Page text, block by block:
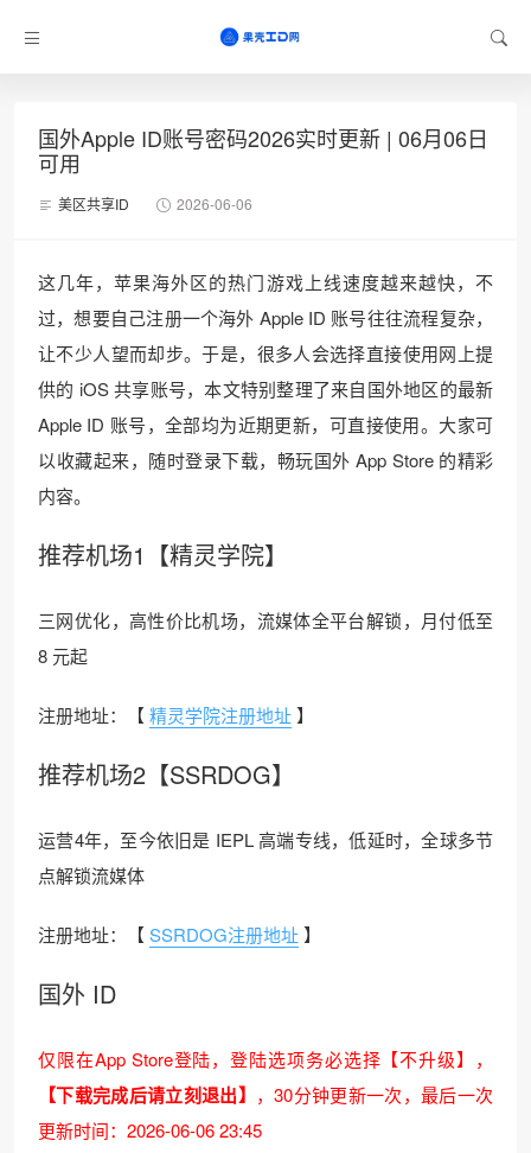
国外Apple ID账号密码2026实时更新 | 06月06日
可用
美区共享ID 2026-06-06
这几年，苹果海外区的热门游戏上线速度越来越快，不
过，想要自己注册一个海外 Apple ID 账号往往流程复杂，
让不少人望而却步。于是，很多人会选择直接使用网上提
供的 iOS 共享账号，本文特别整理了来自国外地区的最新
Apple ID 账号，全部均为近期更新，可直接使用。大家可
以收藏起来，随时登录下载，畅玩国外 App Store 的精彩
内容。
推荐机场1【精灵学院】
三网优化，高性价比机场，流媒体全平台解锁，月付低至
8 元起
注册地址：【精灵学院注册地址】
推荐机场2【SSRDOG】
运营4年，至今依旧是 IEPL 高端专线，低延时，全球多节
点解锁流媒体
注册地址：【SSRDOG注册地址】
国外 ID
仅限在App Store登陆，登陆选项务必选择【不升级】，
【下载完成后请立刻退出】 ，30分钟更新一次，最后一次
更新时间：2026-06-06 23:45